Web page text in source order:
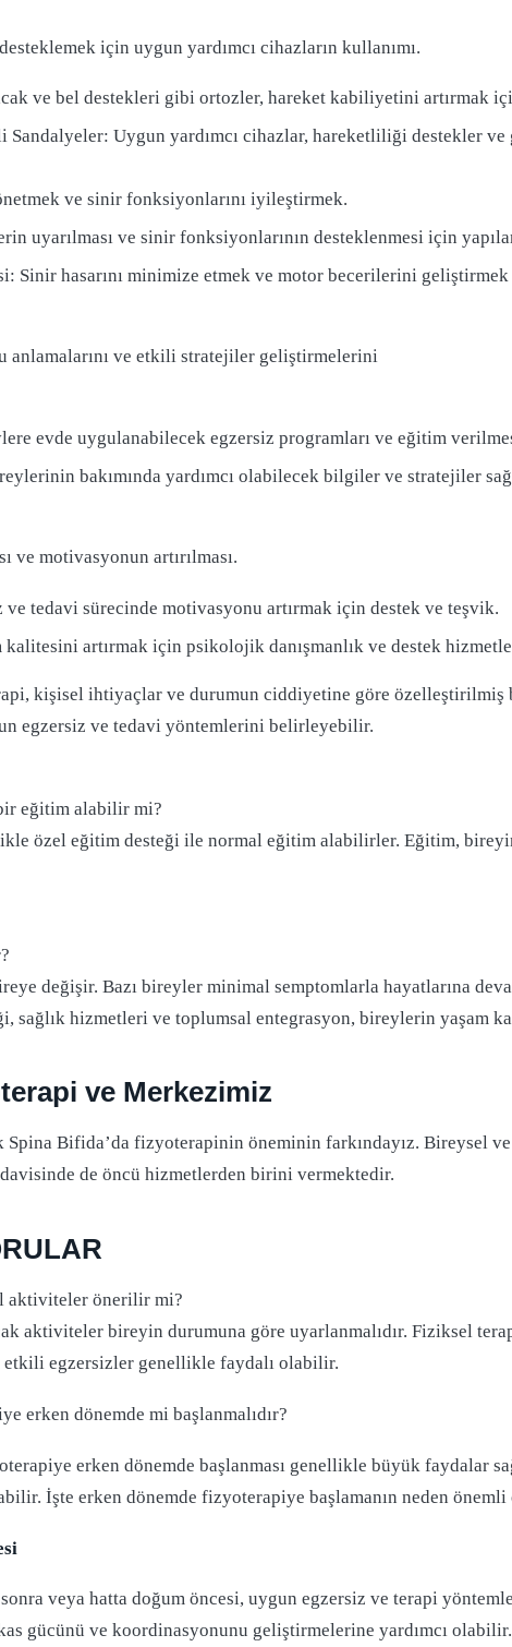
için uygun yardımcı cihazların kullanımı.
ve bel destekleri gibi ortozler, hareket kabiliyetini artırmak
Sandalyeler: Uygun yardımcı cihazlar, hareketliliği destekler
ve sinir fonksiyonlarını iyileştirmek.
uyarılması ve sinir fonksiyonlarının desteklenmesi için
Sinir hasarını minimize etmek ve motor becerilerini
ve etkili stratejiler geliştirmelerini
evde uygulanabilecek egzersiz programları ve eğitim
bakımında yardımcı olabilecek bilgiler ve stratejiler
ve motivasyonun artırılması.
tedavi sürecinde motivasyonu artırmak için destek ve teşvik.
kalitesini artırmak için psikolojik danışmanlık ve destek
kişisel ihtiyaçlar ve durumun ciddiyetine göre özelleştirilmiş
egzersiz ve tedavi yöntemlerini belirleyebilir.
eğitim alabilir mi?
özel eğitim desteği ile normal eğitim alabilirler. Eğitim,
değişir. Bazı bireyler minimal semptomlarla hayatlarına
sağlık hizmetleri ve toplumsal entegrasyon, bireylerin yaşam
ve Merkezimiz
Bifida’da fizyoterapinin öneminin farkındayız. Bireysel
de öncü hizmetlerden birini vermektedir.
aktiviteler önerilir mi?
aktiviteler bireyin durumuna göre uyarlanmalıdır. Fiziksel
etkili egzersizler genellikle faydalı olabilir.
erken dönemde mi başlanmalıdır?
erken dönemde başlanması genellikle büyük faydalar
İşte erken dönemde fizyoterapiye başlamanın neden
veya hatta doğum öncesi, uygun egzersiz ve terapi
gücünü ve koordinasyonunu geliştirmelerine yardımcı olabilir.